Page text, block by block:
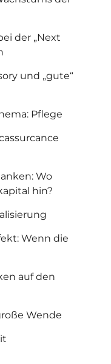
der „Next
und „gute“
Pflege
Wo
hin?
Wenn die
auf den
Wende